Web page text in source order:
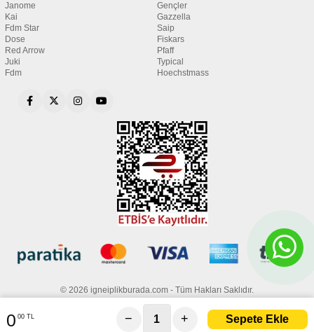
Janome
Kai
Fdm Star
Dose
Red Arrow
Juki
Fdm
Gençler
Gazzella
Saip
Fiskars
Pfaff
Typical
Hoechstmass
© 2026 igneiplikburada.com - Tüm Hakları Saklıdır.
0 00 TL − +